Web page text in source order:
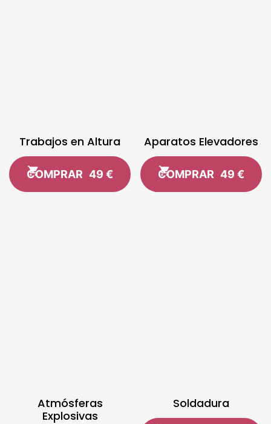
Trabajos en Altura
COMPRAR 49 €
Aparatos Elevadores
COMPRAR 49 €
Atmósferas
Explosivas
Soldadura